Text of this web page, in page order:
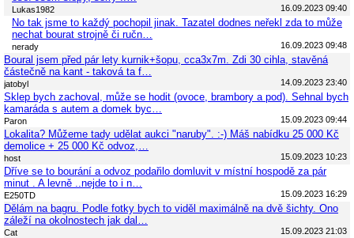
Lukas1982 16.09.2023 09:40
No tak jsme to každý pochopil jinak. Tazatel dodnes neřekl zda to může
nechat bourat strojně či ručn…
nerady 16.09.2023 09:48
Boural jsem před pár lety kurnik+šopu, cca3x7m. Zdi 30 cihla, stavěná
částečně na kant - taková ta f…
jatobyl 14.09.2023 23:40
Sklep bych zachoval, může se hodit (ovoce, brambory a pod). Sehnal bych
kamaráda s autem a domek byc…
Paron 15.09.2023 09:44
Lokalita? Můžeme tady udělat aukci "naruby". :-) Máš nabídku 25 000 Kč
demolice + 25 000 Kč odvoz,…
host 15.09.2023 10:23
Dříve se to bourání a odvoz podařilo domluvit v místní hospodě za pár
minut . A levně ..nejde to i n…
E250TD 15.09.2023 16:29
Dělám na bagru. Podle fotky bych to viděl maximálně na dvě šichty. Ono
záleží na okolnostech jak dal…
Cat 15.09.2023 21:03